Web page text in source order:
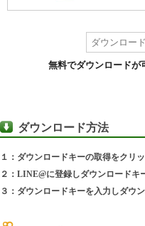
無料でダウンロードが
ダウンロード方法
１：ダウンロードキーの取得をクリ
２：LINE@に登録しダウンロードキ
３：ダウンロードキーを入力しダウ